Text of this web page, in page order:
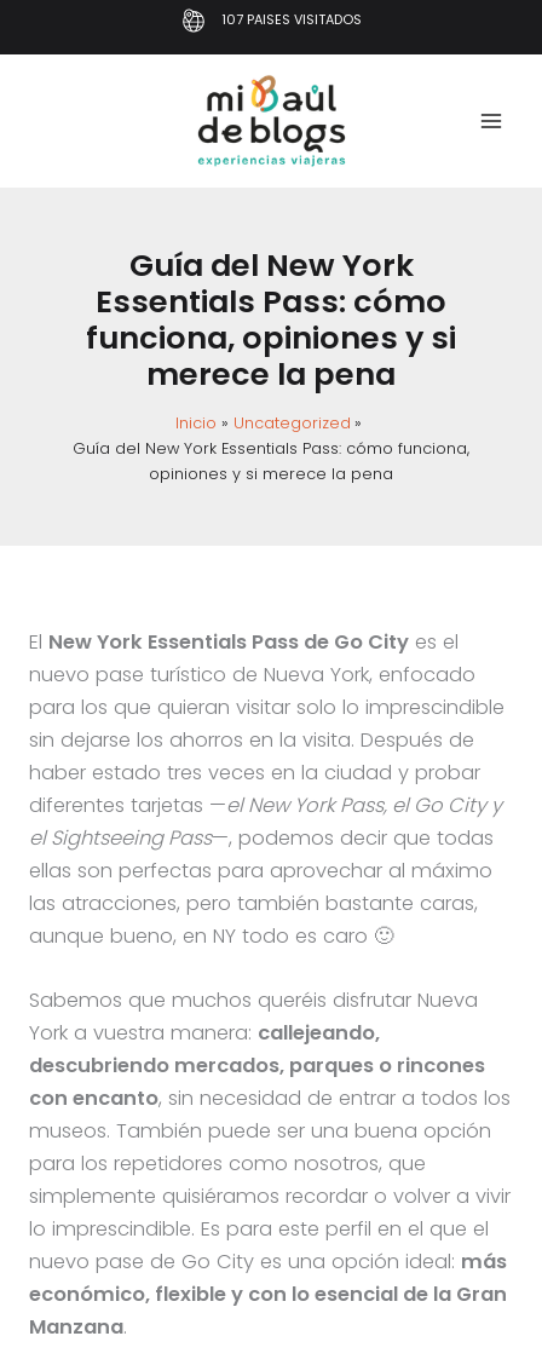
al
107 PAISES VISITADOS
Guía del New York
Essentials Pass: cómo
funciona, opiniones y si
merece la pena
Inicio
Uncategorized
Guía del New York Essentials Pass: cómo funciona,
opiniones y si merece la pena
El New York Essentials Pass de Go Cityes el
nuevo pase turístico de Nueva York, enfocado
para los que quieran visitar solo lo imprescindible
sin dejarse los ahorros en la visita. Después de
haber estado tres veces en la ciudad y probar
diferentes tarjetas —el New York Pass, el Go City y
el Sightseeing Pass—, podemos decir que todas
ellas son perfectas para aprovechar al máximo
las atracciones, pero también bastante caras,
aunque bueno, en NY todo es caro 🙂
Sabemos que muchos queréis disfrutar Nueva
York a vuestra manera: callejeando,
descubriendo mercados, parques o rincones
con encanto, sin necesidad de entrar a todos los
museos. También puede ser una buena opción
para los repetidores como nosotros, que
simplemente quisiéramos recordar o volver a vivir
lo imprescindible. Es para este perfil en el que el
nuevo pase de Go City es una opción ideal: más
económico, flexible y con lo esencial de la Gran
Manzana.